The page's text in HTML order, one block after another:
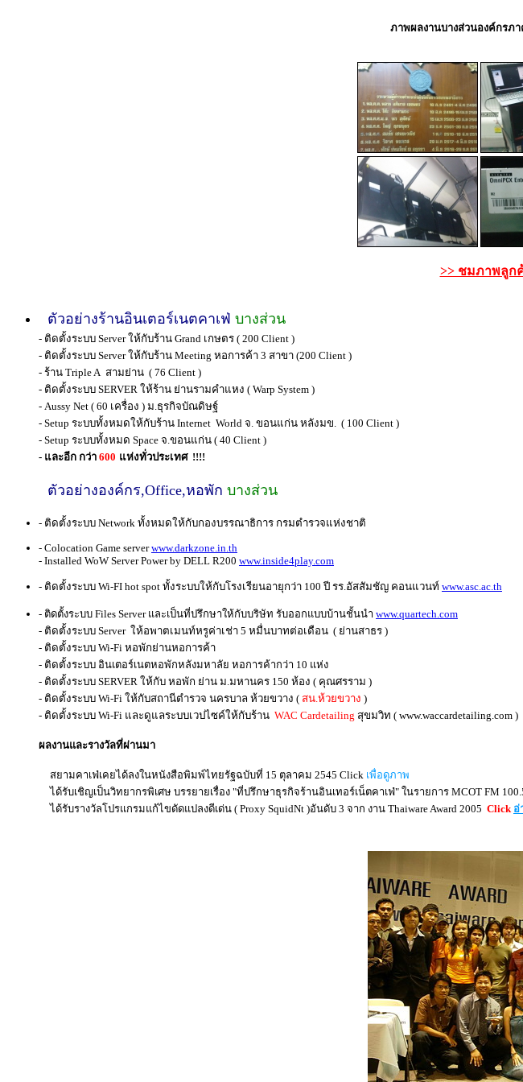
ภาพผลงานบางส่วนองค์กรภ
>> ชมภาพลูก
ตัวอย่างร้านอินเตอร์เนตคาเฟ่ บางส่วน
- ติดตั้งระบบ Serverให้กับร้าน Grand เกษตร ( 200 Client )
- ติดตั้งระบบ Serverให้กับร้าน Meeting หอการค้า 3 สาขา (200 Client )
- ร้าน Triple A สามย่าน ( 76 Client )
- ติดตั้งระบบ SERVER ให้ร้าน ย่านรามคำแหง ( Warp System )
- Aussy Net ( 60 เครื่อง ) ม.ธุรกิจบัณดิษฐ์
- Setup ระบบทั้งหมดให้กับร้าน Internet World จ. ขอนแก่น หลังมข. ( 100 Client )
- Setup ระบบทั้งหมด Space จ.ขอนแก่น ( 40 Client )
- และอีก กว่า 600 แห่งทั่วประเทศ !!!!
ตัวอย่างองค์กร,Office,หอพัก บางส่วน
- ติดตั้งระบบ Network ทั้งหมดให้กับกองบรรณาธิการ กรมตำรวจแห่งชาติ
- Colocation Game serverwww.darkzone.in.th
- Installed WoW Server Power by DELL R200 www.inside4play.com
- ติดตั้งระบบ Wi-FI hot spot ทั้งระบบให้กับโรงเรียนอายุกว่า 100 ปี รร.อัสสัมชัญ คอนแวนท์ www.asc.ac.th
- ติดตั้งระบบ Files Server และเป็นที่ปรึกษาให้กับบริษัท รับออกแบบบ้านชั้นนำ www.quartech.com
- ติดตั้งระบบ Server ให้อพาตเมนท์หรูค่าเช่า 5 หมื่นบาทต่อเดือน ( ย่านสาธร )
- ติดตั้งระบบ Wi-Fi หอพักย่านหอการค้า
- ติดตั้งระบบ อินเตอร์เนตหอพักหลังมหาลัย หอการค้ากว่า 10 แห่ง
- ติดตั้งระบบ SERVER ให้กับ หอพัก ย่าน ม.มหานคร 150 ห้อง ( คุณศรราม )
- ติดตั้งระบบ Wi-Fi ให้กับสถานีตำรวจ นครบาล ห้วยขวาง ( สน.ห้วยขวาง )
- ติดตั้งระบบ Wi-Fi และดูแลระบบเวปไซค์ให้กับร้าน WAC Cardetailing สุขมวิท ( www.waccardetailing.com )
ผลงานและรางวัลที่ผ่านมา
สยามคาเฟ่เคยได้ลงในหนังสือพิมพ์ไทยรัฐฉบับที่ 15 ตุลาคม 2545 Click เพื่อดูภาพ
ได้รับเชิญเป็นวิทยากรพิเศษ บรรยายเรื่อง "ที่ปรึกษาธุรกิจร้านอินเทอร์เน็ตคาเฟ่" ในรายการ MCOT FM
ได้รับรางวัลโปรแกรมแก้ไขดัดแปลงดีเด่น ( Proxy SquidNt )อันดับ 3 จาก งาน Thaiware Award 2005 Click อ่